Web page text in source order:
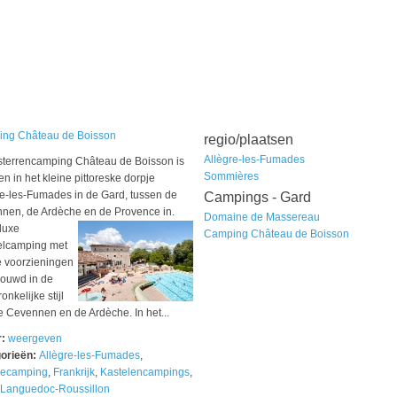
Château de Boisson
Château de Boisson is
in het kleine pittoreske dorpje
les-Fumades in de Gard, tussen de
de Ardèche en de Provence in.
met
voorzieningen
in de
stijl
Cevennen en de Ardèche. In het...
weergeven
Allègre-les-Fumades,
, Frankrijk, Kastelencampings,
Languedoc-Roussillon
regio/plaatsen
Allègre-les-Fumades
Sommières
Campings - Gard
Domaine de Massereau
Camping Château de Boisson